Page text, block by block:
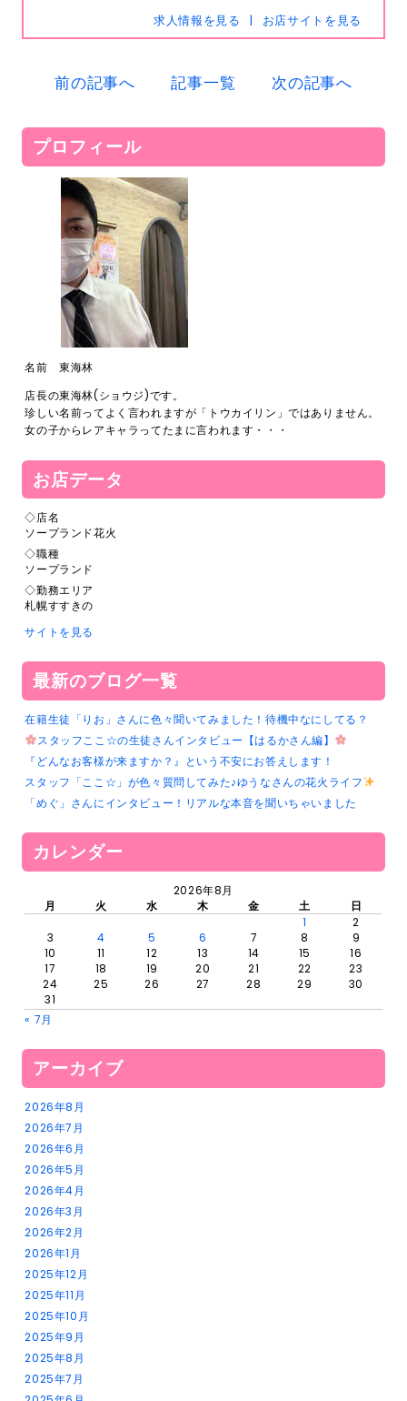
メール
s-hanabi@docomo.ne.jp
プロフィール
名前 東海林
店長の東海林(ショウジ)です。
珍しい名前ってよく言われますが「トウカイリン」ではありません。
女の子からレアキャラってたまに言われます・・・
お店データ
◇店名
ソープランド花火
◇職種
ソープランド
◇勤務エリア
札幌すすきの
サイトを見る
最新のブログ一覧
在籍生徒「りお」さんに色々聞いてみました！待機中なにしてる？
スタッフここ☆の生徒さんインタビュー【はるかさん編】
『どんなお客様が来ますか？』という不安にお答えします！
スタッフ「ここ☆」が色々質問してみた♪ゆうなさんの花火ライフ
「めぐ」さんにインタビュー！リアルな本音を聞いちゃいました
カレンダー
2026年8月
月
火 水 木 金 土
日
1
2
3
4 5 6 7 8
9
10
11 12 13 14 15
16
17
18 19 20 21 22
23
24
25 26 27 28 29
30
31
« 7月
アーカイブ
2026年8月
2026年7月
2026年6月
2026年5月
2026年4月
2026年3月
2026年2月
2026年1月
2025年12月
2025年11月
2025年10月
2025年9月
2025年8月
2025年7月
求人情報を見る お店サイトを見る
前の記事へ 記事一覧 次の記事へ